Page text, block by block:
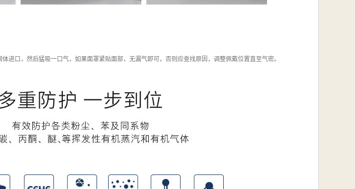
进口，然后猛吸一口气，如果面罩紧贴面部，无漏气即可，否则应查找原因，调整佩戴位置直至气密。